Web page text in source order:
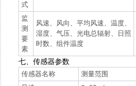
式
监
测
要
素
风速、风向、平均风速、温度、
湿度、气压、光电总辐射、日照
时数、组件温度
七、传感器参数
传感器名称 测量范围